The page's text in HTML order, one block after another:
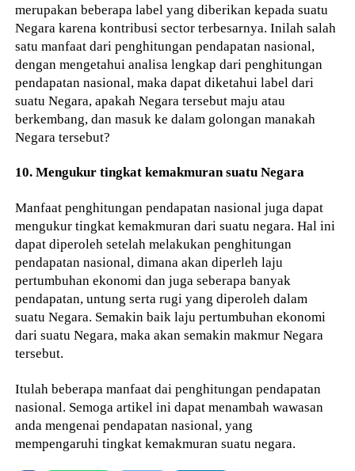
merupakan beberapa label yang diberikan kepada suatu
Negara karena kontribusi sector terbesarnya. Inilah salah
satu manfaat dari penghitungan pendapatan nasional,
dengan mengetahui analisa lengkap dari penghitungan
pendapatan nasional, maka dapat diketahui label dari
suatu Negara, apakah Negara tersebut maju atau
berkembang, dan masuk ke dalam golongan manakah
Negara tersebut?
10. Mengukur tingkat kemakmuran suatu Negara
Manfaat penghitungan pendapatan nasional juga dapat
mengukur tingkat kemakmuran dari suatu negara. Hal ini
dapat diperoleh setelah melakukan penghitungan
pendapatan nasional, dimana akan diperleh laju
pertumbuhan ekonomi dan juga seberapa banyak
pendapatan, untung serta rugi yang diperoleh dalam
suatu Negara. Semakin baik laju pertumbuhan ekonomi
dari suatu Negara, maka akan semakin makmur Negara
tersebut.
Itulah beberapa manfaat dai penghitungan pendapatan
nasional. Semoga artikel ini dapat menambah wawasan
anda mengenai pendapatan nasional, yang
mempengaruhi tingkat kemakmuran suatu negara.